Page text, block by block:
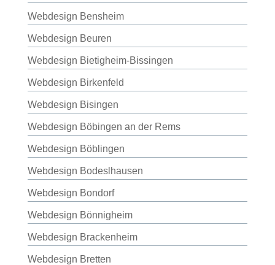
Webdesign Bensheim
Webdesign Beuren
Webdesign Bietigheim-Bissingen
Webdesign Birkenfeld
Webdesign Bisingen
Webdesign Böbingen an der Rems
Webdesign Böblingen
Webdesign Bodeslhausen
Webdesign Bondorf
Webdesign Bönnigheim
Webdesign Brackenheim
Webdesign Bretten